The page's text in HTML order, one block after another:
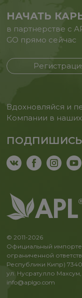
НАЧАТЬ
в партнерстве с
GO прямо сейчас
Вдохновляйся и
Компании в наших
© 2011-2026
Официальный
ограниченной
Республики Кипр)
ул. Нусратулло Махсум,
info@aplgo.com